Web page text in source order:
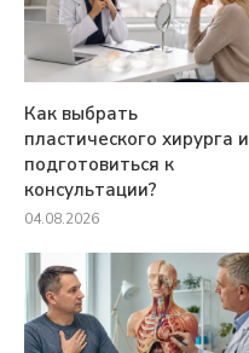
Как выбрать
пластического хирурга и
подготовиться к
консультации?
04.08.2026